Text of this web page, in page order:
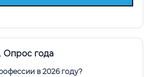
Опрос года
в 2026 году?